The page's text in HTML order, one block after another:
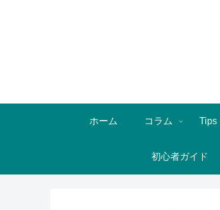
ホーム コラム Tips
初心者ガイド